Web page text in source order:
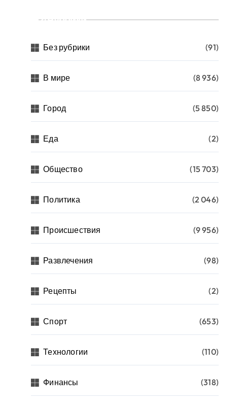
Рубрики
Без рубрики (91)
В мире (8 936)
Город (5 850)
Еда (2)
Общество (15 703)
Политика (2 046)
Происшествия (9 956)
Развлечения (98)
Рецепты (2)
Спорт (653)
Технологии (110)
Финансы (318)